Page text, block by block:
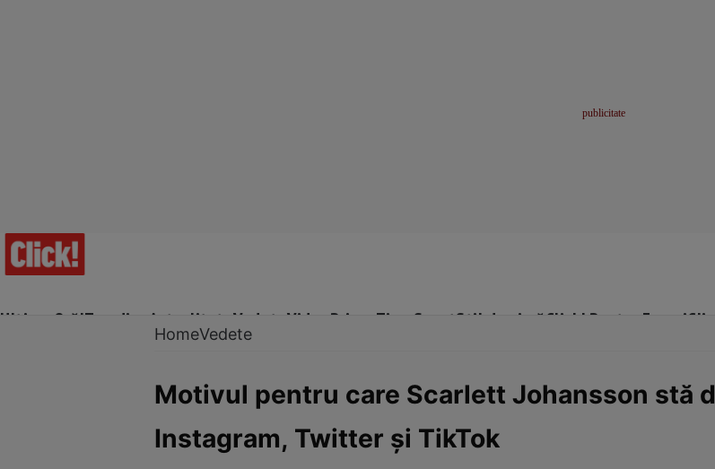
Ultima Oră!Trending Actualitate Vedete Video Prime Time SportStil de viațăClick! Pentru Femei
Vedete internaționaleVedete românești Interviurile Click! Paparazzii Click!
HomeVedete
Motivul pentru care Scarlett Johansson stă
Instagram, Twitter şi TikTok